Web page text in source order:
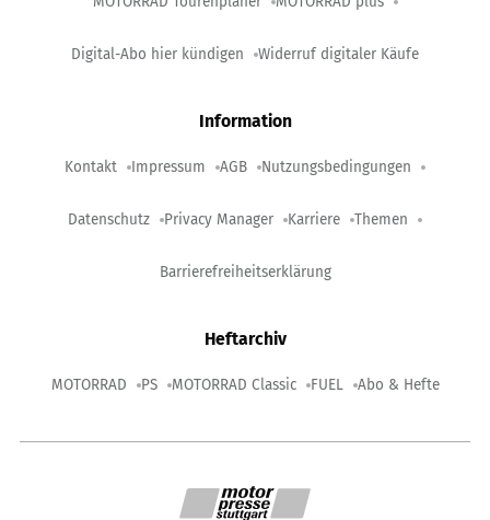
Digital-Abo hier kündigen Widerruf digitaler Käufe
Information
Kontakt Impressum AGB Nutzungsbedingungen
Datenschutz Privacy Manager Karriere Themen
Barrierefreiheitserklärung
Heftarchiv
MOTORRAD PS MOTORRAD Classic FUEL Abo & Hefte